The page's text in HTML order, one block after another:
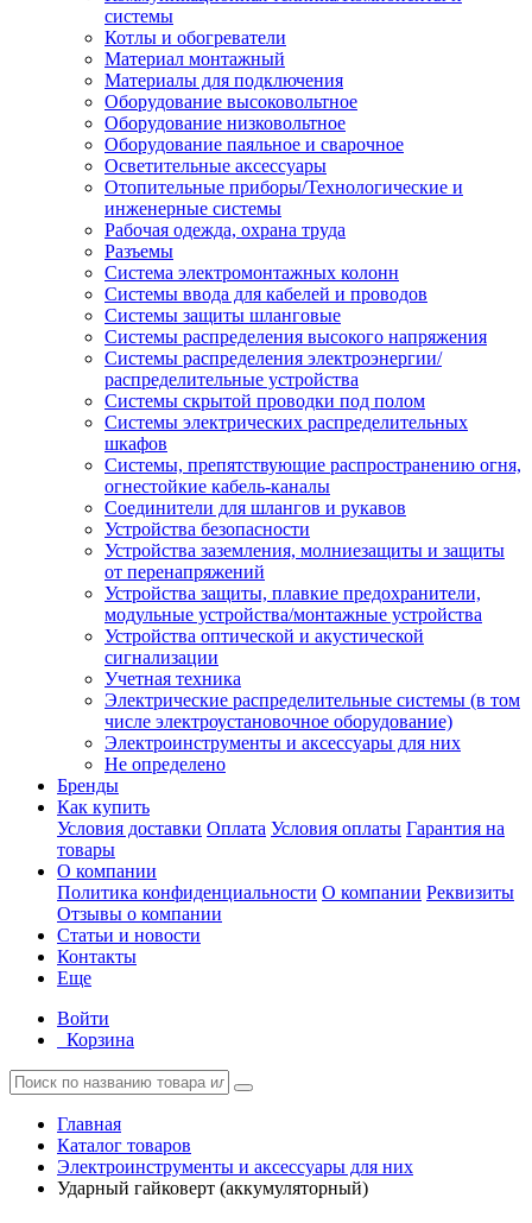
системы
Котлы и обогреватели
Материал монтажный
Материалы для подключения
Оборудование высоковольтное
Оборудование низковольтное
Оборудование паяльное и сварочное
Осветительные аксессуары
Отопительные приборы/Технологические и
инженерные системы
Рабочая одежда, охрана труда
Разъемы
Система электромонтажных колонн
Системы ввода для кабелей и проводов
Системы защиты шланговые
Системы распределения высокого напряжения
Системы распределения электроэнергии/
распределительные устройства
Системы скрытой проводки под полом
Системы электрических распределительных
шкафов
Системы, препятствующие распространению огня,
огнестойкие кабель-каналы
Соединители для шлангов и рукавов
Устройства безопасности
Устройства заземления, молниезащиты и защиты
от перенапряжений
Устройства защиты, плавкие предохранители,
модульные устройства/монтажные устройства
Устройства оптической и акустической
сигнализации
Учетная техника
Электрические распределительные системы (в том
числе электроустановочное оборудование)
Электроинструменты и аксессуары для них
Не определено
Бренды
Как купить
Условия доставки Оплата Условия оплаты Гарантия на
товары
О компании
Политика конфиденциальности О компании Реквизиты
Отзывы о компании
Статьи и новости
Контакты
Еще
Войти
Корзина
Главная
Каталог товаров
Электроинструменты и аксессуары для них
Ударный гайковерт (аккумуляторный)